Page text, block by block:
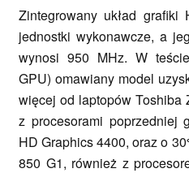
Zintegrowany układ
jednostki wykonawcze, a
wynosi 950 MHz. W
GPU) omawiany model
więcej od laptopów
z procesorami poprzedniej
HD Graphics 4400, oraz o
850 G1, również z